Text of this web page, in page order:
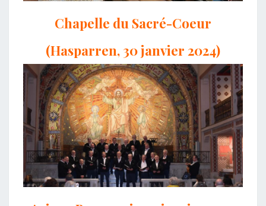
Chapelle du Sacré-Coeur
(Hasparren, 30 janvier 2024)